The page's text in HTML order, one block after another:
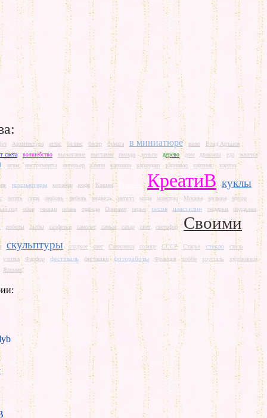
Архитектура атлас баланс бисер бумага в миниатюре вино
Влад Артазов
света
волшебство выжигание выставка гвозди деньги дерево дом драконы еда жвачка
игры инструменты интерьер камни канзаши карандаш карнавал картины картон
компьютеры корабли кофе Кошки КреатиВ куклы
летать лица любовь мебель медведь металл мода монстры Москва музыка
мусор
год
обои овощи огонь одежда Оригами перья песок пластилин подарки подделки
роботы рыбы салфетки самолет самые сахар свет светофор Своими
скульптуры сладкое снег Снежинки солнце СССР Старье стекло
стиль
улитка
Фарфор фестиваль фисташки фотоработы Франция хобби хрусталь
художники
Япония